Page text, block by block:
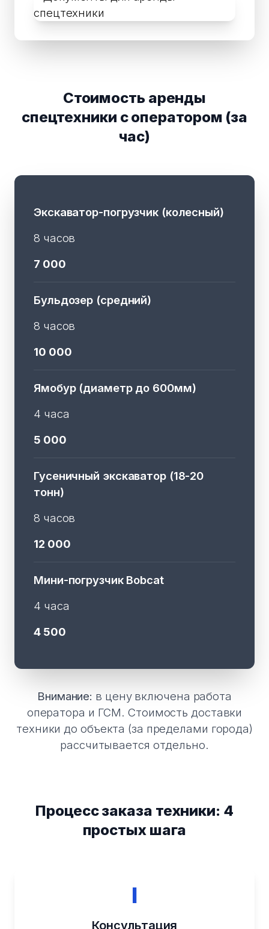
Стоимость аренды
спецтехники с оператором (за
час)
Экскаватор-погрузчик (колесный)
8 часов
7 000
Бульдозер (средний)
8 часов
10 000
Ямобур (диаметр до 600мм)
4 часа
5 000
Гусеничный экскаватор (18-20
тонн)
8 часов
12 000
Мини-погрузчик Bobcat
4 часа
4 500
Внимание: в цену включена работа
оператора и ГСМ. Стоимость доставки
техники до объекта (за пределами города)
рассчитывается отдельно.
Процесс заказа техники: 4
простых шага
I
Консультация